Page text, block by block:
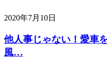
2020年7月10日
他人事じゃない！愛車
風…